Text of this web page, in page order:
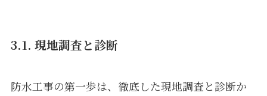
3.1. 現地調査と診断
防水工事の第一歩は、徹底した現地調査と診断か